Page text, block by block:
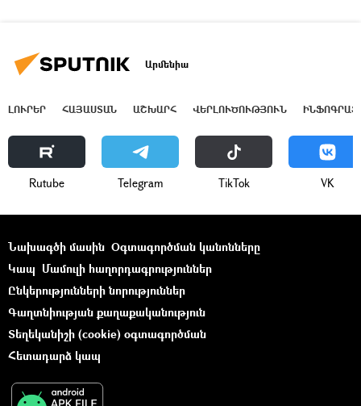
Արմենիա
ԼՈՒՐԵՐ ՀԱՅԱՍՏԱՆ ԱՇԽԱՐՀ ՎԵՐԼՈՒԾՈՒԹՅՈՒՆ
Rutube Telegram ТikТоk VK
Նախագծի մասին Օգտագործման կանոնները
Կապ Մամուլի հաղորդագրություններ
Ընկերությունների նորություններ
Գաղտնիության քաղաքականություն
Տեղեկանիշի (cookie) օգտագործման
Հետադարձ կապ